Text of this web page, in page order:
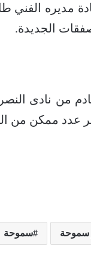
مديره
الجديدة.
من نادى
سموحة سموحة